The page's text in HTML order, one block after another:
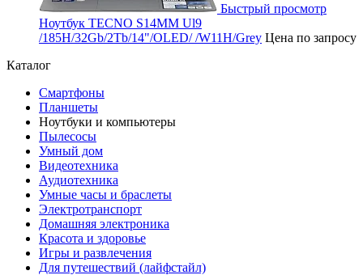
Быстрый просмотр
Ноутбук TECNO S14MM Ul9
/185H/32Gb/2Tb/14"/OLED/ /W11H/Grey Цена по запросу
Каталог
Смартфоны
Планшеты
Ноутбуки и компьютеры
Пылесосы
Умный дом
Видеотехника
Аудиотехника
Умные часы и браслеты
Электротранспорт
Домашняя электроника
Красота и здоровье
Игры и развлечения
Для путешествий (лайфстайл)